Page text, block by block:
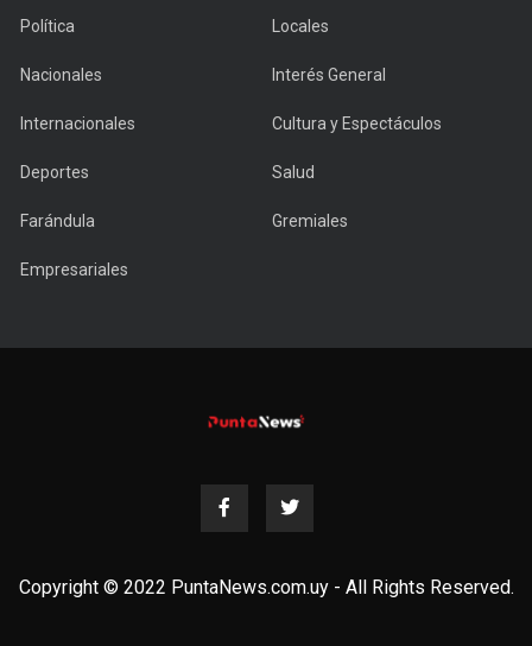
Política Locales
Nacionales Interés General
Internacionales Cultura y Espectáculos
Deportes Salud
Farándula Gremiales
Empresariales
Copyright © 2022 PuntaNews.com.uy - All Rights Reserved.